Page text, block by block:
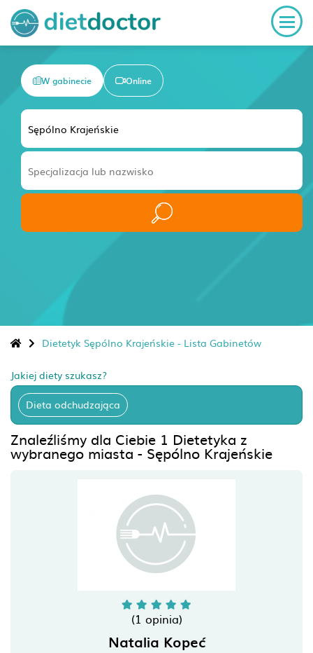
W gabinecie Online
Dietetyk Sępólno Krajeńskie - Lista Gabinetów
Jakiej diety szukasz?
Dieta odchudzająca
Znaleźliśmy dla Ciebie 1 Dietetyka z
wybranego miasta - Sępólno Krajeńskie
(1 opinia)
Natalia Kopeć